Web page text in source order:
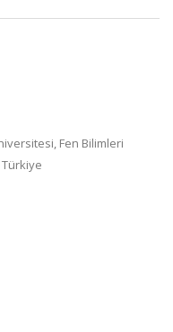
Fen Bilimleri